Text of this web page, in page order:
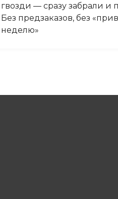
гвозди — сразу забрали и
Без предзаказов, без
неделю»